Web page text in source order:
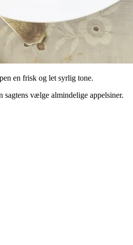
en frisk og let syrlig tone.
sagtens vælge almindelige appelsiner.